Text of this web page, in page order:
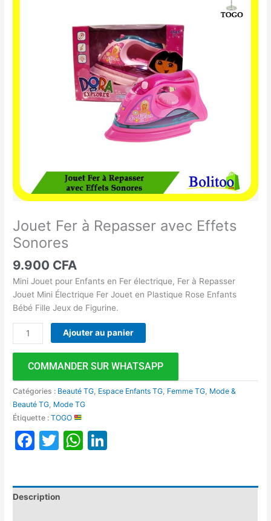
Jouet Fer à Repasser avec Effets
Sonores
9.900 CFA
Mini Jouet pour Enfants en Fer électrique, Fer à Repasser
Jouet Mini Électrique Fer Jouet en Plastique Rose Enfants
Bébé Fille Jeux de Figurine.
Ajouter au panier
COMMANDER SUR WHATSAPP
Catégories : Beauté TG Espace Enfants TG Femme TG Mode &
Beauté TG Mode TG
Étiquette :TOGO
Facebook
TwitterWhatsApp
Description